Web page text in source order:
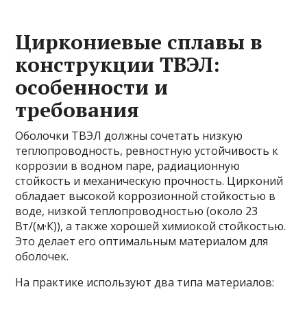
Циркониевые сплавы в
конструкции ТВЭЛ:
особенности и
требования
Оболочки ТВЭЛ должны сочетать низкую
теплопроводность, ревностную устойчивость к
коррозии в водном паре, радиационную
стойкость и механическую прочность. Цирконий
обладает высокой коррозионной стойкостью в
воде, низкой теплопроводностью (около 23
Вт/(м·К)), а также хорошей химиокой стойкостью.
Это делает его оптимальным материалом для
оболочек.
На практике используют два типа материалов: